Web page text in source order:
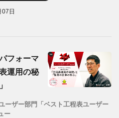
日
フォーマ
運用の秘
ーザー部門「ベスト工程表ユーザー
ー